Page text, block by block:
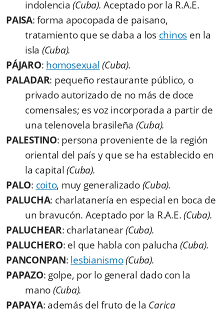
indolencia(Cuba).Aceptado por la R.A.E.
PAISA: forma apocopada de paisano,
tratamiento que se daba a los chinos en la
isla (Cuba).
PÁJARO: homosexual (Cuba).
PALADAR: pequeño restaurante público, o
privado autorizado de no más de doce
comensales; es voz incorporada a partir de
una telenovela brasileña (Cuba).
PALESTINO: persona proveniente de la región
oriental del país y que se ha establecido en
la capital(Cuba).
PALO: coito, muy generalizado(Cuba).
PALUCHA: charlatanería en especial en boca de
un bravucón. Aceptado por la R.A.E.(Cuba).
PALUCHEAR: charlatanear(Cuba).
PALUCHERO: el que habla con palucha (Cuba).
PANCONPAN: lesbianismo(Cuba).
PAPAZO: golpe, por lo general dado con la
mano(Cuba).
PAPAYA: además del fruto de la Carica